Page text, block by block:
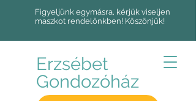
Figyeljünk egymásra, kérjük viseljen
maszkot rendelőnkben! Köszönjük!
Erzsébet
Gondozóház